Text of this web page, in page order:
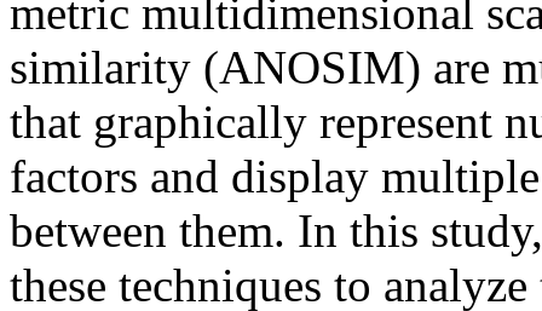
metric multidimensional
similarity (ANOSIM) are
that graphically represent
factors and display
between them. In this
these techniques to